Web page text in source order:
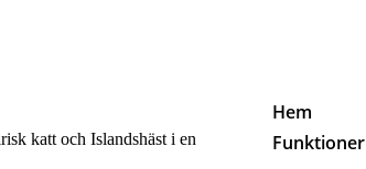
katt och Islandshäst i en
Hem
Funktioner